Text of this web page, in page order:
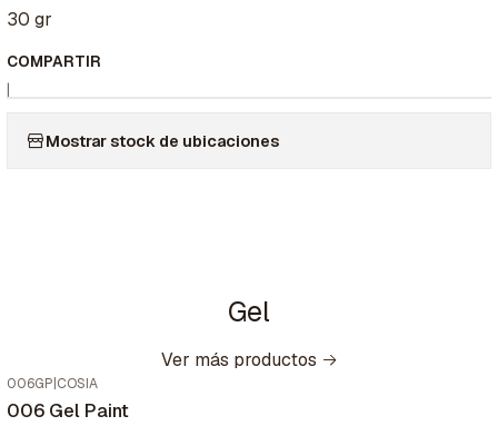
30 gr
COMPARTIR
|
Mostrar stock de ubicaciones
Gel
Ver más productos
006GP COSIA
006 Gel Paint